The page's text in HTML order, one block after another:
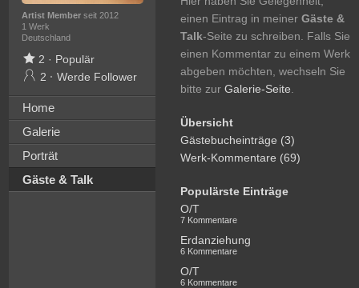
Artist Memberseit 2012
1 Werk
Deutschland
2 · Populär
2 · Werde Follower
Home
Galerie
Porträt
Gäste & Talk
einen Eintrag in meiner Gäste &
Talk-Seite zu schreiben. Falls Sie
einen Kommentar zu einem Werk
abgeben möchten, wechseln Sie
bitte zur Galerie-Seite
Übersicht
Gästebucheinträge (3)
Werk-Kommentare (69)
Populärste Einträge
O/T
7 Kommentare
Erdanziehung
6 Kommentare
O/T
6 Kommentare